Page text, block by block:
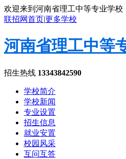
欢迎来到河南省理工中等专业学校
联招网首页|更多学校
河南省理工中等
招生热线 13343842590
学校简介
学校新闻
专业设置
招生信息
就业安置
校园风采
互问互答